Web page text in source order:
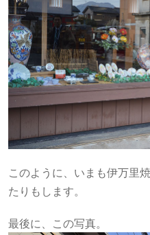
このように、いまも伊万里
たりもします。
最後に、この写真。